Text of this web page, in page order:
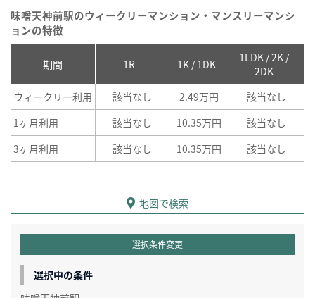
味噌天神前駅のウィークリーマンション・マンスリーマンシ
ョンの特徴
期間 1R 1K / 1DK
1LDK / 2K /
2DK
ウィークリー利用 該当なし 2.49万円 該当なし
1ヶ月利用
該当なし 10.35万円 該当なし
3ヶ月利用
該当なし 10.35万円 該当なし
地図で検索
選択条件変更
選択中の条件